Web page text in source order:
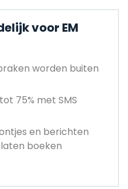
voor EM
worden buiten
75% met SMS
en berichten
boeken